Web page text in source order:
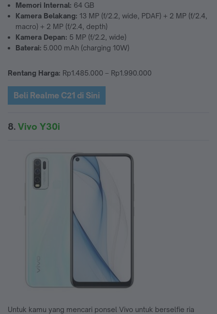
Memori Internal: 64 GB
Kamera Belakang: 13 MP (f/2.2, wide, PDAF) + 2 MP (f/2.4,
macro) + 2 MP (f/2.4, depth)
Kamera Depan: 5 MP (f/2.2, wide)
Baterai: 5.000 mAh (charging 10W)
Rentang Harga: Rp1.485.000 – Rp1.990.000
Beli Realme C21 di Sini
8. Vivo Y30i
Untuk kamu yang mencari ponsel Vivo untuk berselfie ria